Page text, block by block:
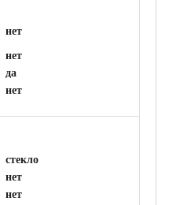
нет
нет
да
нет
стекло
нет
нет